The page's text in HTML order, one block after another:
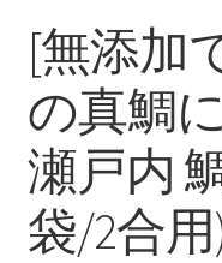
[無添加
の真鯛
瀬戸内
袋/2合用